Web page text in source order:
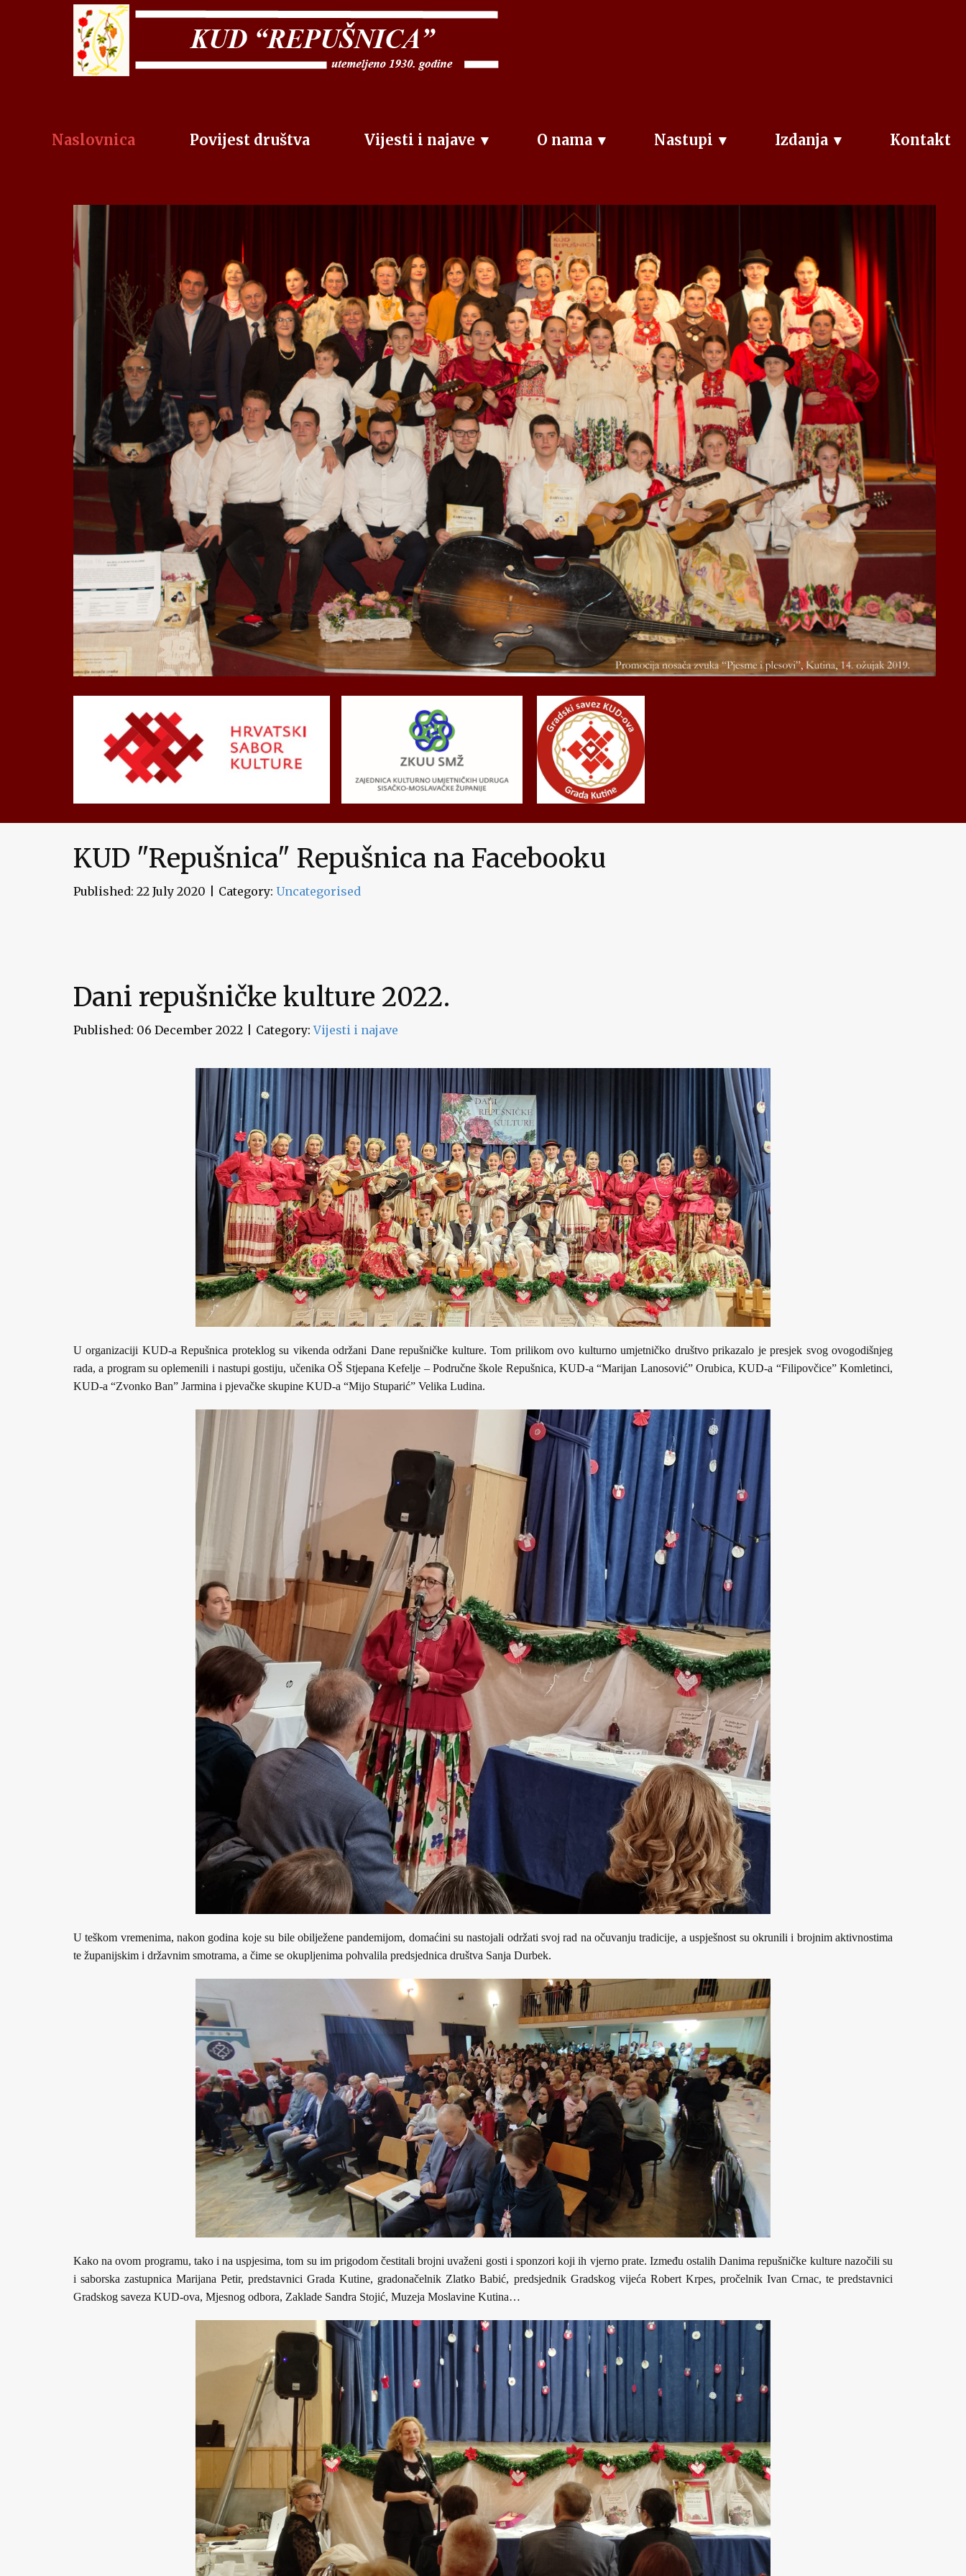
Naslovnica Povijest društva Vijesti i najave O nama Nastupi Izdanja Kontakt
KUD "Repušnica" Repušnica na Facebooku
Published: 22 July 2020 Category: Uncategorised
Dani repušničke kulture 2022.
Published: 06 December 2022 Category:Vijesti i najave
U organizaciji KUD-a Repušnica proteklog su vikenda održani Dane repušničke kulture. Tom prilikom ovo kulturno umjetničko društvo prikazalo je presjek svog ovogodišnjeg
rada, a program su oplemenili i nastupi gostiju, učenika OŠ Stjepana Kefelje – Područne škole Repušnica, KUD-a “Marijan Lanosović” Orubica, KUD-a “Filipovčice” Komletinci,
KUD-a “Zvonko Ban” Jarmina i pjevačke skupine KUD-a “Mijo Stuparić” Velika Ludina.
U teškom vremenima, nakon godina koje su bile obilježene pandemijom, domaćini su nastojali održati svoj rad na očuvanju tradicije, a uspješnost su okrunili i brojnim aktivnostima
te županijskim i državnim smotrama, a čime se okupljenima pohvalila predsjednica društva Sanja Durbek.
Kako na ovom programu, tako i na uspjesima, tom su im prigodom čestitali brojni uvaženi gosti i sponzori koji ih vjerno prate. Između ostalih Danima repušničke kulture nazočili su
i saborska zastupnica Marijana Petir, predstavnici Grada Kutine, gradonačelnik Zlatko Babić, predsjednik Gradskog vijeća Robert Krpes, pročelnik Ivan Crnac, te predstavnici
Gradskog saveza KUD-ova, Mjesnog odbora, Zaklade Sandra Stojić, Muzeja Moslavine Kutina…